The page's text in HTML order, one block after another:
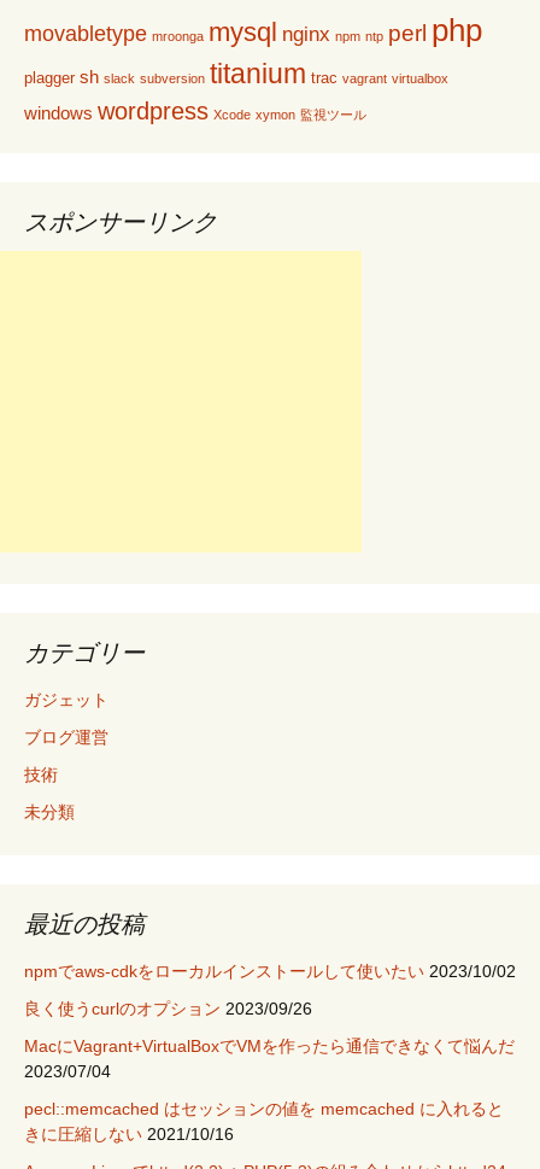
ー
シ
ン
movabletype mroonga mysql nginx npm ntp perl php
plagger sh slack subversion titanium trac vagrant virtualbox
windows wordpress Xcode xymon 監視ツール
スポンサーリンク
カテゴリー
ガジェット
ブログ運営
技術
未分類
最近の投稿
npmでaws-cdkをローカルインストールして使いたい 2023/10/02
良く使うcurlのオプション 2023/09/26
MacにVagrant+VirtualBoxでVMを作ったら通信できなくて悩んだ
2023/07/04
pecl::memcached はセッションの値を memcached に入れると
きに圧縮しない 2021/10/16